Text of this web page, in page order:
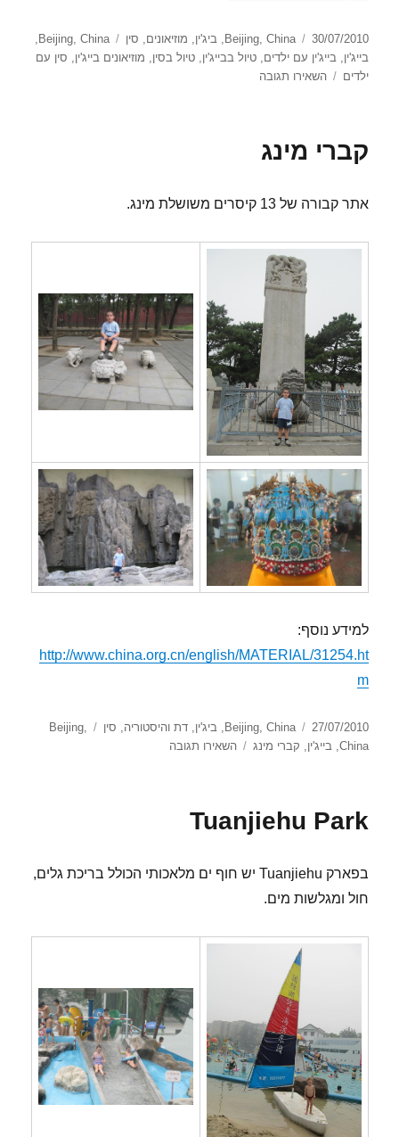
פורסם
בתאריך
30/07/2010 קטגוריותBeijing, China
,ביג'ין, מוזיאונים, סין תגיות Beijing, China
,
בייג'ין,בייג'ין עם ילדים,טיול בבייג'ין,טיול בסין, מוזיאונים בייג'ין, סין עם
ילדים
השאירו תגובה
קברי מינג
אתר קבורה של 13 קיסרים משושלת מינג.
למידע נוסף:
http://www.china.org.cn/english/MATERIAL/31254.ht
m
פורסם
בתאריך
27/07/2010 קטגוריותBeijing, China
,ביג'ין,דת והיסטוריה, סין תגיות
Beijing,
China
,בייג'ין, קברי מינג השאירו תגובה
Tuanjiehu Park
בפארק Tuanjiehu יש חוף ים מלאכותי הכולל בריכת גלים,
חול ומגלשות מים.